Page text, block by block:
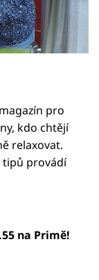
pro
kdo chtějí
relaxovat.
tipů provádí
na Primě!